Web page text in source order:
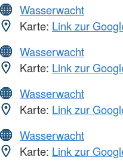
Wasserwacht
Karte: Link zur
Wasserwacht
Karte: Link zur
Wasserwacht
Karte: Link zur
Wasserwacht
Karte: Link zur